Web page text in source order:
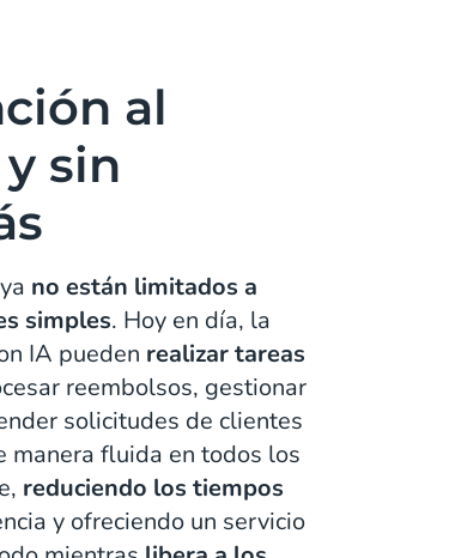
al
sin
no están limitados a
simples. Hoy en día, la
IA pueden realizar tareas
reembolsos, gestionar
solicitudes de clientes
manera fluida en todos los
reduciendo los tiempos
y ofreciendo un servicio